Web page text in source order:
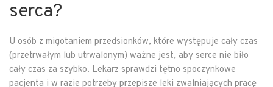
serca?
U osób z migotaniem przedsionków, które występuje cały czas
(przetrwałym lub utrwalonym) ważne jest, aby serce nie biło
cały czas za szybko. Lekarz sprawdzi tętno spoczynkowe
pacjenta i w razie potrzeby przepisze leki zwalniających pracę